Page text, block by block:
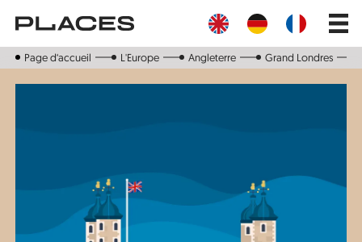
contenu
Main
Page d‘accueil L'Europe Angleterre Grand Londres